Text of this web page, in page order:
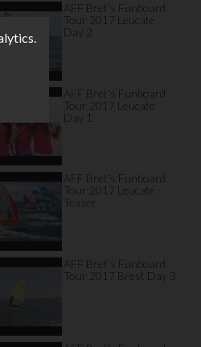
AFF Bret's Funboard
Tour 2017 Leucate
Day 2
AFF Bret's Funboard
Tour 2017 Leucate
Day 1
AFF Bret's Funboard
Tour 2017 Leucate -
Teaser
AFF Bret's Funboard
Tour 2017 Brest Day 3